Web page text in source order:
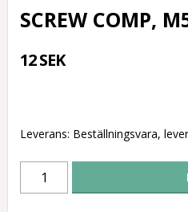
SCREW COMP,
12 SEK
Leverans: Beställningsvara,